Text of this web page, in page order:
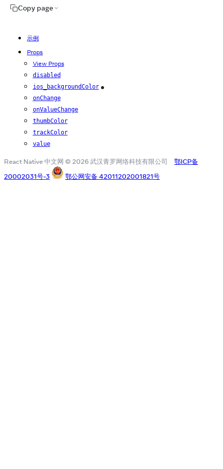
Copy page
示例
Props
View Props
disabled
ios_backgroundColor iOS
onChange
onValueChange
thumbColor
trackColor
value
React Native 中文网 © 2026 武汉青罗网络科技有限公司
鄂ICP备
20002031号-3
鄂公网安备 42011202001821号